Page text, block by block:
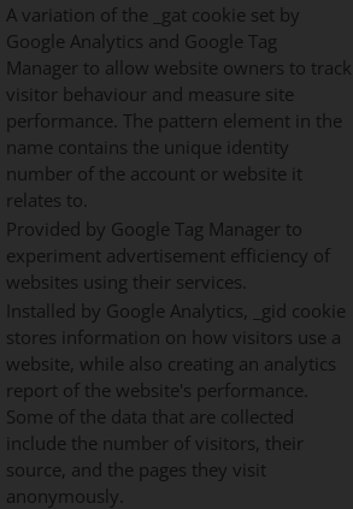
A variation of the _gat cookie set by
Google Analytics and Google Tag
Manager to allow website owners to track
visitor behaviour and measure site
performance. The pattern element in the
name contains the unique identity
number of the account or website it
relates to.
Provided by Google Tag Manager to
experiment advertisement efficiency of
websites using their services.
Installed by Google Analytics, _gid cookie
stores information on how visitors use a
website, while also creating an analytics
report of the website's performance.
Some of the data that are collected
include the number of visitors, their
source, and the pages they visit
anonymously.